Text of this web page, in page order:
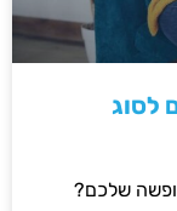
לסוג
שלכם?